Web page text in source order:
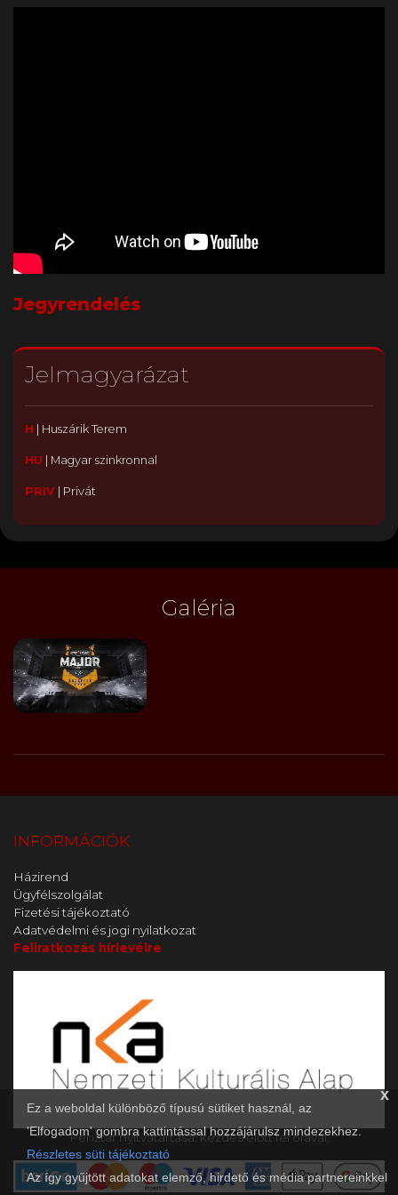
Jegyrendelés
Jelmagyarázat
H Huszárik Terem
HU Magyar szinkronnal
PRIV| Privát
Galéria
x
Ez a weboldal különböző típusú sütiket használ, az
'Elfogadom' gombra kattintással hozzájárulsz mindezekhez.
Részletes süti tájékoztató
Az így gyűjtött adatokat elemző, hirdető és média partnereinkkel
INFORMÁCIÓK
Házirend
Ügyfélszolgálat
Fizetési tájékoztató
Adatvédelmi és jogi nyilatkozat
Feliratkozás hírlevélre
Pénztár nyitvatartása: kezdés előtt fél órával.